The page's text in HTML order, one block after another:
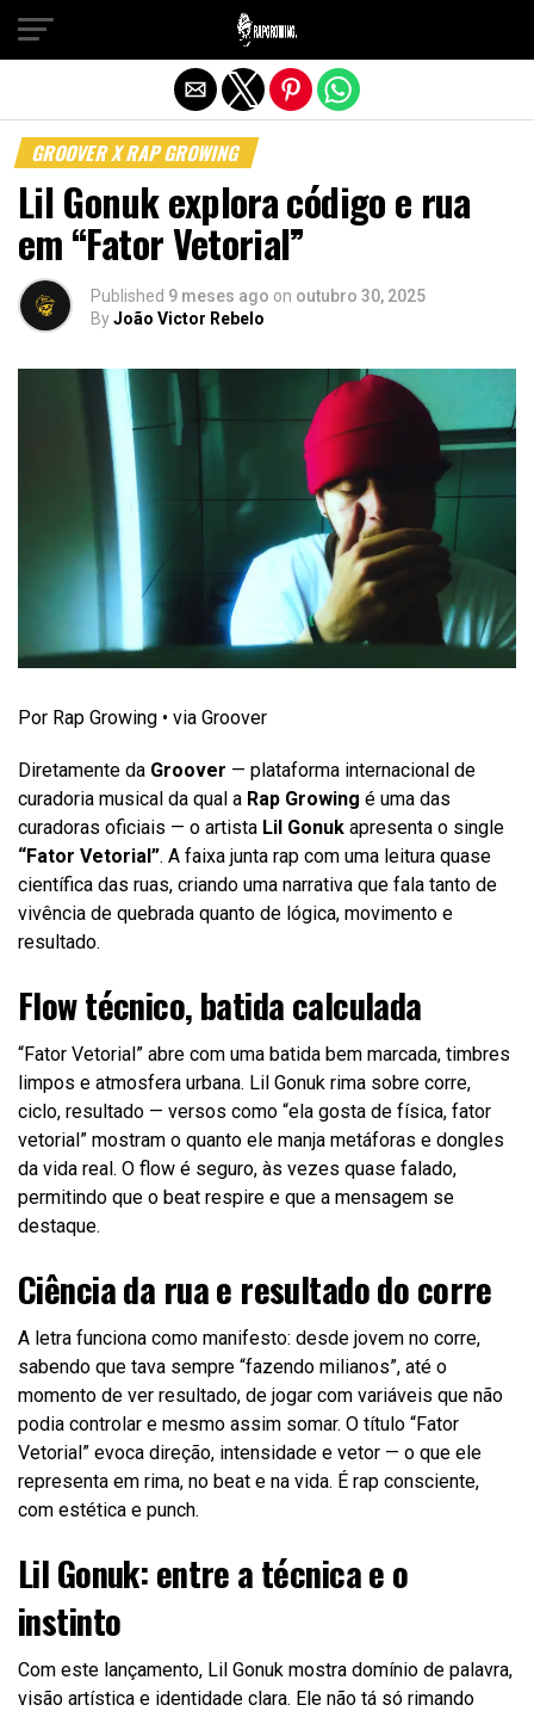
GROOVER X RAP GROWING
Lil Gonuk explora código e rua
em “Fator Vetorial”
Published 9 meses ago on outubro 30, 2025
ByJoão Victor Rebelo
Por Rap Growing • via Groover
Diretamente da Groover — plataforma internacional de
curadoria musical da qual a Rap Growing é uma das
curadoras oficiais — o artista Lil Gonuk apresenta o single
“Fator Vetorial”. A faixa junta rap com uma leitura quase
científica das ruas, criando uma narrativa que fala tanto de
vivência de quebrada quanto de lógica, movimento e
resultado.
Flow técnico, batida calculada
“Fator Vetorial” abre com uma batida bem marcada, timbres
limpos e atmosfera urbana. Lil Gonuk rima sobre corre,
ciclo, resultado — versos como “ela gosta de física, fator
vetorial” mostram o quanto ele manja metáforas e dongles
da vida real. O flow é seguro, às vezes quase falado,
permitindo que o beat respire e que a mensagem se
destaque.
Ciência da rua e resultado do corre
A letra funciona como manifesto: desde jovem no corre,
sabendo que tava sempre “fazendo milianos”, até o
momento de ver resultado, de jogar com variáveis que não
podia controlar e mesmo assim somar. O título “Fator
Vetorial” evoca direção, intensidade e vetor — o que ele
representa em rima, no beat e na vida. É rap consciente,
com estética e punch.
Lil Gonuk: entre a técnica e o
instinto
Com este lançamento, Lil Gonuk mostra domínio de palavra,
visão artística e identidade clara. Ele não tá só rimando
Sair da versão mobile